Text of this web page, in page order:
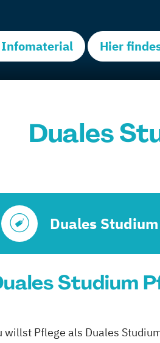
Infomaterial Hier
Duales
Duales Studium
Studium
willst Pflege als Duales